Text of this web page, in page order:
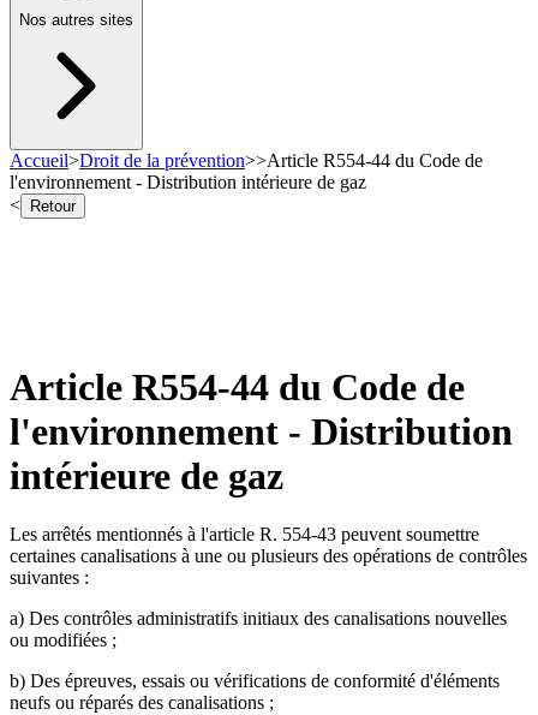
Nos autres sites
Accueil>Droit de la prévention>>Article R554-44 du Code de
l'environnement - Distribution intérieure de gaz
<
Retour
Article R554-44 du Code de
l'environnement - Distribution
intérieure de gaz
Les arrêtés mentionnés à l'article R. 554-43 peuvent soumettre
certaines canalisations à une ou plusieurs des opérations de contrôles
suivantes :
a) Des contrôles administratifs initiaux des canalisations nouvelles
ou modifiées ;
b) Des épreuves, essais ou vérifications de conformité d'éléments
neufs ou réparés des canalisations ;